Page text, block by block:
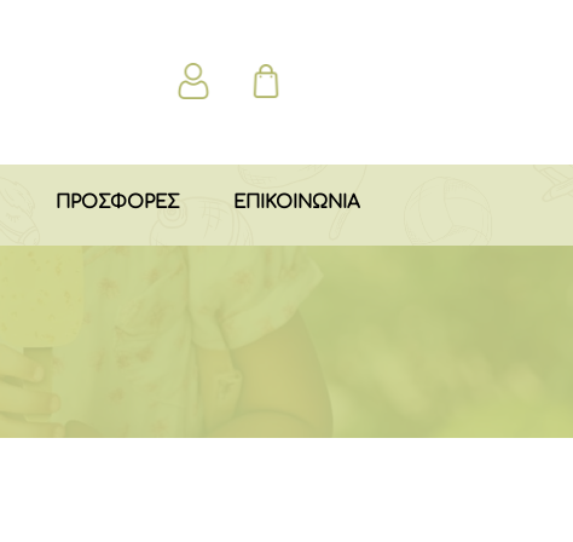
ΠΡΟΣΦΟΡΕΣ ΕΠΙΚΟΙΝΩΝΙΑ